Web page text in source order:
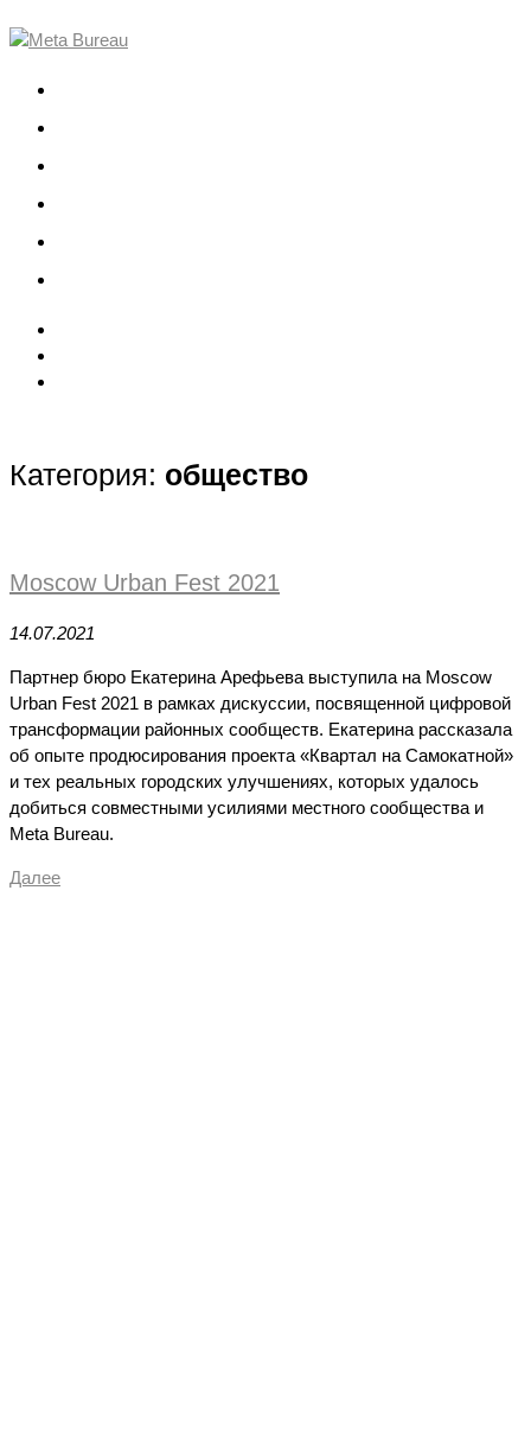
Категория: общество
Moscow Urban Fest 2021
14.07.2021
Партнер бюро Екатерина Арефьева выступила на Moscow
Urban Fest 2021 в рамках дискуссии, посвященной цифровой
трансформации районных сообществ. Екатерина рассказала
об опыте продюсирования проекта «Квартал на Самокатной»
и тех реальных городских улучшениях, которых удалось
добиться совместными усилиями местного сообщества и
Meta Bureau.
Далее